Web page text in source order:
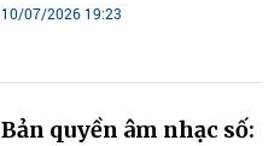
10/07/2026 19:23
Bản quyền âm nhạc số: